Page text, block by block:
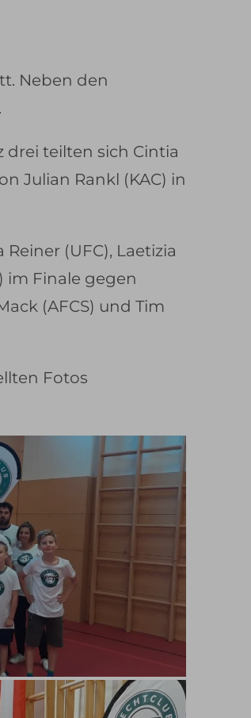
Neben den
drei teilten sich Cintia
Julian Rankl (KAC) in
(UFC), Laetizia
im Finale gegen
(AFCS) und Tim
Fotos